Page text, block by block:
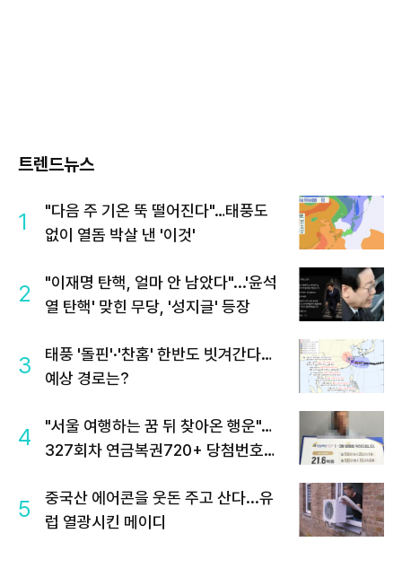
트렌드뉴스
1
"다음 주 기온 뚝 떨어진다"…태풍도
없이 열돔 박살 낸 '이것'
2
"이재명 탄핵, 얼마 안 남았다"...'윤석
열 탄핵' 맞힌 무당, '성지글' 등장
3
태풍 '돌핀'·'찬홈' 한반도 빗겨간다…
예상 경로는?
4
"서울 여행하는 꿈 뒤 찾아온 행운"…
327회차 연금복권720+ 당첨번호조
5
중국산 에어콘을 웃돈 주고 산다...유
럽 열광시킨 메이디